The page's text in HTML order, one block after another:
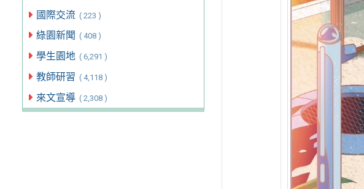
國際交流 ( 223 )
綠園新聞 ( 408 )
學生園地 ( 6,291 )
教師研習 ( 4,118 )
來文宣導 ( 2,308 )